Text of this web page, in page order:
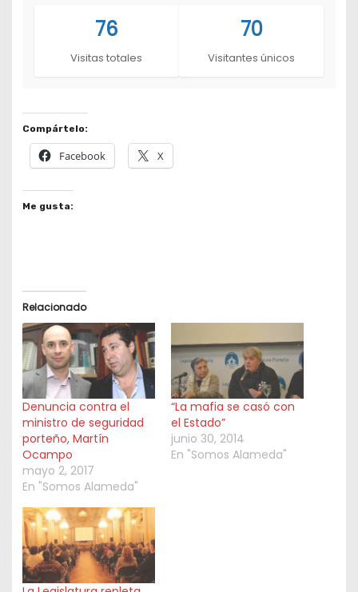
76
Visitas totales
70
Visitantes únicos
Compártelo:
Facebook X
Me gusta:
Relacionado
Denuncia contra el
ministro de seguridad
porteño, Martín
Ocampo
mayo 2, 2017
En "Somos Alameda"
“La mafia se casó con
el Estado”
junio 30, 2014
En "Somos Alameda"